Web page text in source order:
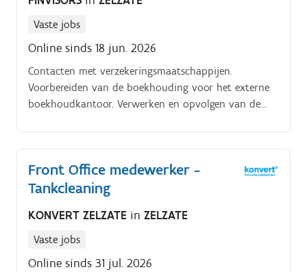
Vaste jobs
Online sinds 18 jun. 2026
Contacten met verzekeringsmaatschappijen.
Voorbereiden van de boekhouding voor het externe
boekhoudkantoor. Verwerken en opvolgen van de
klantenboekhouding en debiteurenbeheer (AR).
Front Office medewerker -
Tankcleaning
KONVERT ZELZATE in ZELZATE
Vaste jobs
Online sinds 31 jul. 2026